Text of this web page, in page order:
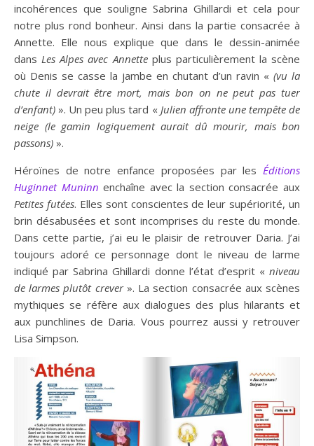
incohérences que souligne Sabrina Ghillardi et cela pour
notre plus rond bonheur. Ainsi dans la partie consacrée à
Annette. Elle nous explique que dans le dessin-animée
dansLes Alpes avec Annette plus particulièrement la scène
où Denis se casse la jambe en chutant d’un ravin « (vu la
chute il devrait être mort, mais bon on ne peut pas tuer
d’enfant) ». Un peu plus tard « Julien affronte une tempête de
neige (le gamin logiquement aurait dû mourir, mais bon
passons) ».
Héroïnes de notre enfance proposées par les Éditions
Huginnet Muninn enchaîne avec la section consacrée aux
Petites futées. Elles sont conscientes de leur supériorité, un
brin désabusées et sont incomprises du reste du monde.
Dans cette partie, j’ai eu le plaisir de retrouver Daria. J’ai
toujours adoré ce personnage dont le niveau de larme
indiqué par Sabrina Ghillardi donne l’état d’esprit « niveau
de larmes plutôt crever». La section consacrée aux scènes
mythiques se réfère aux dialogues des plus hilarants et
aux punchlines de Daria. Vous pourrez aussi y retrouver
Lisa Simpson.